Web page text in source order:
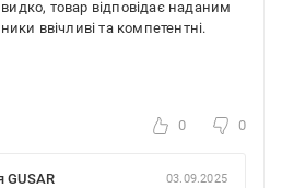
товар відповідає наданим
ввічливі та компетентні.
0 0
GUSAR 03.09.2025